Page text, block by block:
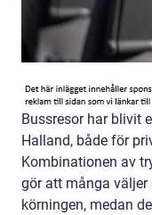
Bussresor har blivit
Halland, både för
Kombinationen av
gör att många
körningen, medan